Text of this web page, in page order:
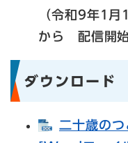
（令和9年1
から 配信開始
ダウンロード
二十歳の